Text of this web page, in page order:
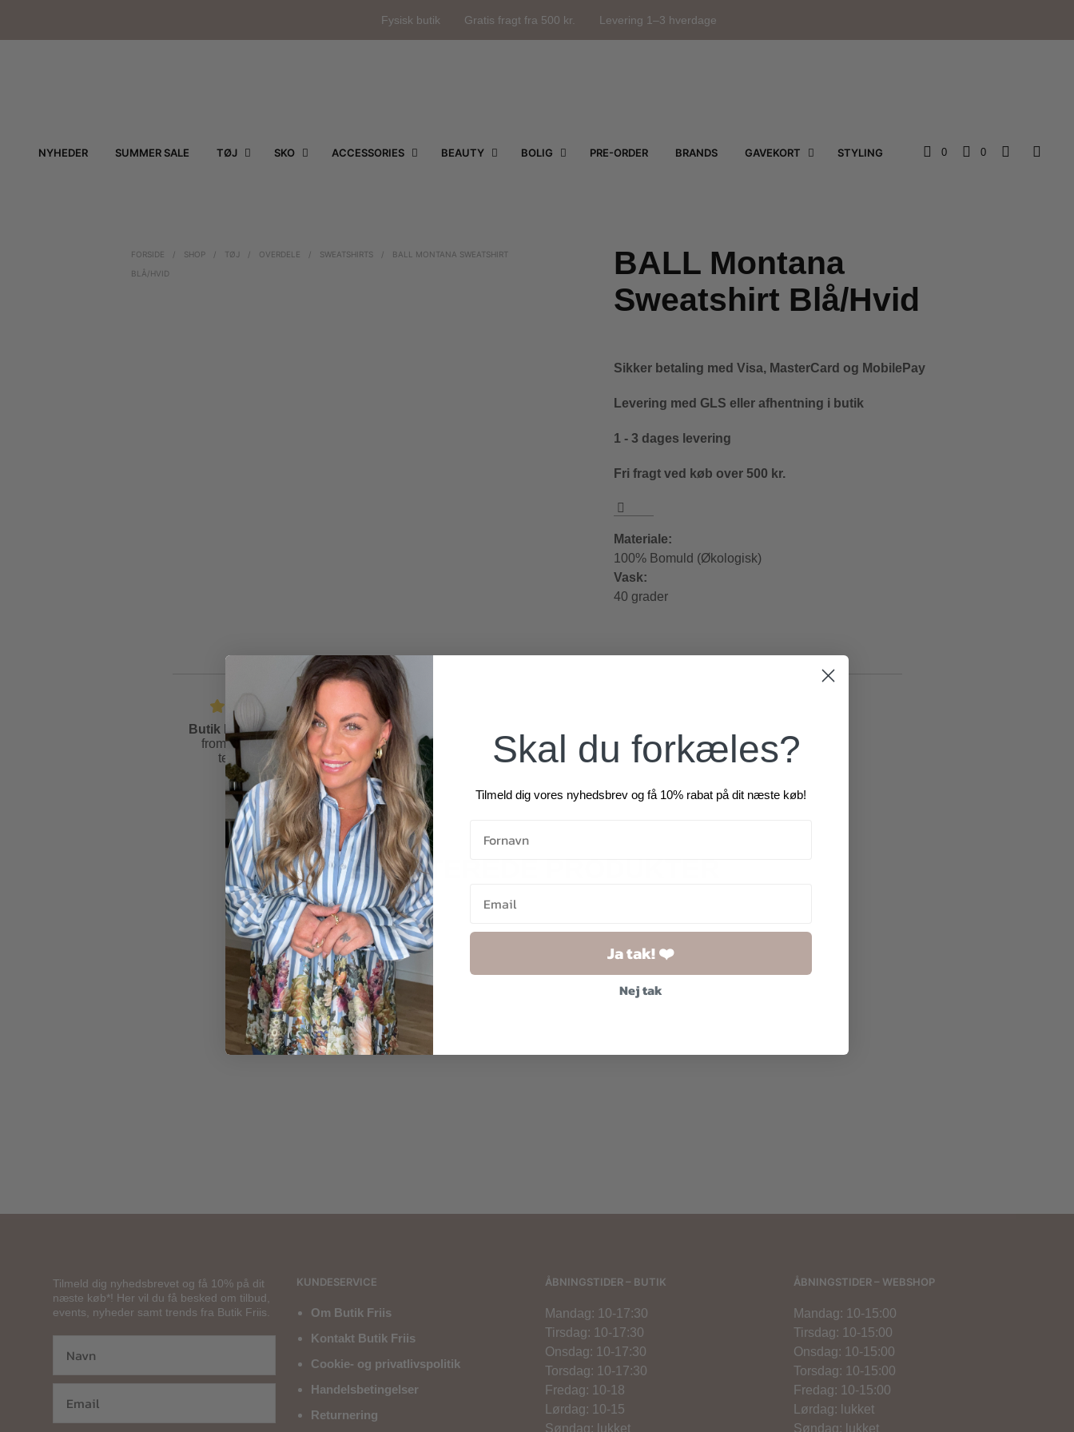
Fysisk butik Gratis fragt fra 500 kr. Levering 1–3 hverdage
NYHEDER SUMMER SALE TØJ SKO ACCESSORIES BEAUTY BOLIG PRE-ORDER BRANDS GAVEKORT STYLING 0 0
FORSIDE / SHOP / TØJ / OVERDELE / SWEATSHIRTS /
BALL MONTANA SWEATSHIRT
BLÅ/HVID
BALL Montana
Sweatshirt Blå/Hvid
Sikker betaling med Visa, MasterCard og MobilePay
Levering med GLS eller afhentning i butik
1 - 3 dages levering
Fri fragt ved køb over 500 kr.
Materiale:
100% Bomuld (Økologisk)
Vask:
40 grader
Butik Friisis rated4.6
from81reviews &
testimonials
RELATEREDE PRODUKTER
2 for
500 kr.
2 for
500 kr.
Tilmeld dig nyhedsbrevet og få 10% på dit
næste køb*! Her vil du få besked om tilbud,
events, nyheder samt trends fra Butik Friis.
KUNDESERVICE
Om Butik Friis
Kontakt Butik Friis
Cookie- og privatlivspolitik
Handelsbetingelser
Returnering
ÅBNINGSTIDER – BUTIK
Mandag: 10-17:30
Tirsdag: 10-17:30
Onsdag: 10-17:30
Torsdag: 10-17:30
Fredag: 10-18
Lørdag: 10-15
Søndag: lukket
ÅBNINGSTIDER – WEBSHOP
Mandag: 10-15:00
Tirsdag: 10-15:00
Onsdag: 10-15:00
Torsdag: 10-15:00
Fredag: 10-15:00
Lørdag: lukket
Søndag: lukket
Skal du forkæles?
Tilmeld dig vores nyhedsbrev og få 10% rabat på dit næste køb!
Ja tak! ❤️
Nej tak